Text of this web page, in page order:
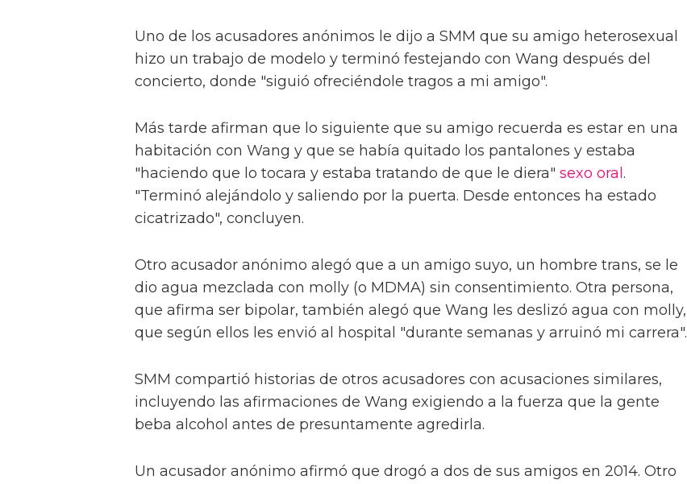
Uno de los acusadores anónimos le dijo a SMM que su amigo heterosexual
hizo un trabajo de modelo y terminó festejando con Wang después del
concierto, donde "siguió ofreciéndole tragos a mi amigo".
Más tarde afirman que lo siguiente que su amigo recuerda es estar en una
habitación con Wang y que se había quitado los pantalones y estaba
"haciendo que lo tocara y estaba tratando de que le diera" sexo oral .
"Terminó alejándolo y saliendo por la puerta. Desde entonces ha estado
cicatrizado", concluyen.
Otro acusador anónimo alegó que a un amigo suyo, un hombre trans, se le
dio agua mezclada con molly (o MDMA) sin consentimiento. Otra persona,
que afirma ser bipolar, también alegó que Wang les deslizó agua con molly,
que según ellos les envió al hospital "durante semanas y arruinó mi carrera".
SMM compartió historias de otros acusadores con acusaciones similares,
incluyendo las afirmaciones de Wang exigiendo a la fuerza que la gente
beba alcohol antes de presuntamente agredirla.
Un acusador anónimo afirmó que drogó a dos de sus amigos en 2014. Otro